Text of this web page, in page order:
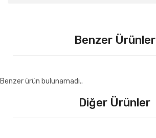
Benzer Ürünler
Benzer ürün bulunamadı..
Diğer Ürünler